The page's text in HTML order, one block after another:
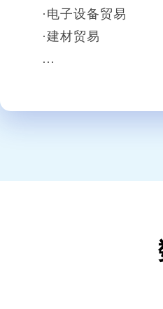
·电子设备贸易
·建材贸易